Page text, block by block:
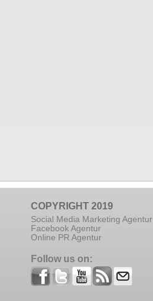
COPYRIGHT 2019
Social Media Marketing Agentur
Facebook Agentur
Online PR Agentur
Follow us on: